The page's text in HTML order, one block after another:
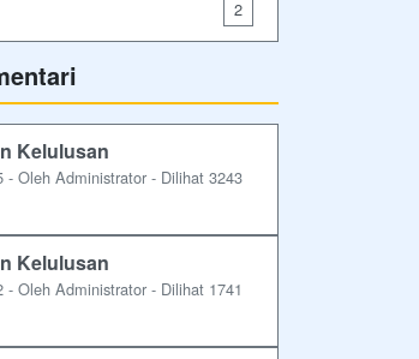
2
Kelulusan
- Oleh Administrator - Dilihat 3243
Kelulusan
- Oleh Administrator - Dilihat 1741